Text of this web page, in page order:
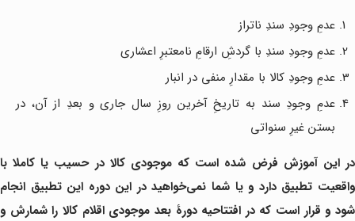
عدمِ وجودِ سندِ ناتراز
عدمِ وجودِ سندِ با گردشِ ارقامِ نامعتبرِ اعشاری
عدمِ وجودِ کالا با مقدارِ منفی در انبار
عدمِ وجودِ سند به تاریخِ آخرین روزِ سال جاری و بعدِ از آن، در
بستن غیرِ سنواتی
در این آموزش فرض شده است که موجودی کالا در حسیب یا کاملا با
واقعیت تطبیق دارد و یا شما نمی‌خواهید در این دوره این تطبیق انجام
شود و قرار است که در افتتاحیه دورۀ بعد موجودی اقلام کالا را شمارش و